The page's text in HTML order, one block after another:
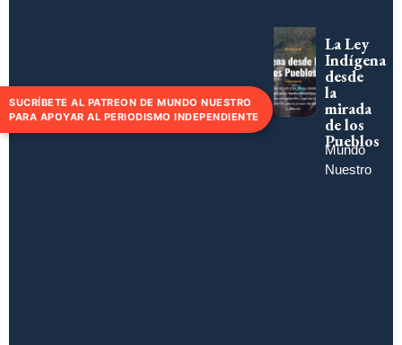
La Ley
Indígena
desde
la
mirada
de los
Pueblos
Mundo
Nuestro
SUCRÍBETE AL PATREON DE MUNDO NUESTRO
PARA APOYAR AL PERIODISMO INDEPENDIENTE